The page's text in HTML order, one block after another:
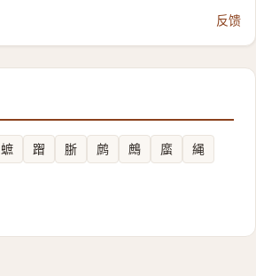
反馈
蟅 䠦 䏳 鹧 鷓 䗪
䋲